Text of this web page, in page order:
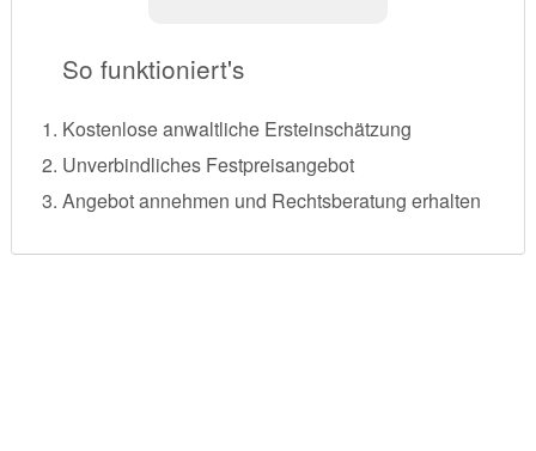
So funktioniert's
Kostenlose anwaltliche Ersteinschätzung
Unverbindliches Festpreisangebot
Angebot annehmen und Rechtsberatung erhalten